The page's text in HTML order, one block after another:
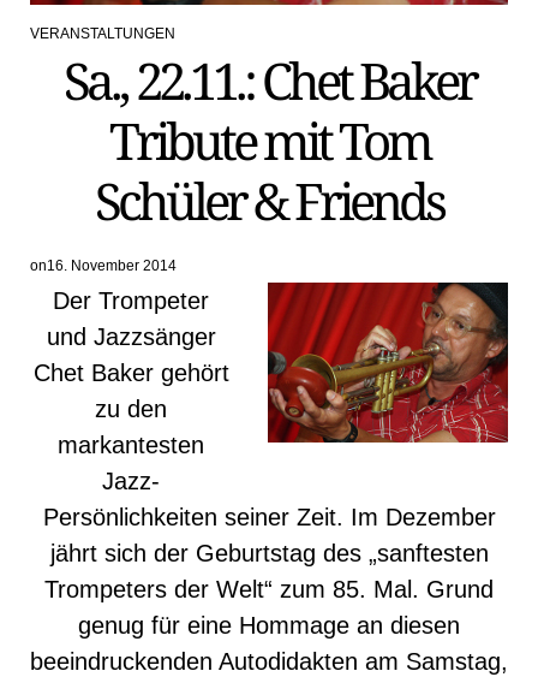
POSTED
VERANSTALTUNGEN
Sa., 22.11.: Chet Baker
Tribute mit Tom
Schüler & Friends
on16. November 2014
Der Trompeter
und Jazzsänger
Chet Baker gehört
zu den
markantesten
Jazz-
Persönlichkeiten seiner Zeit. Im Dezember
jährt sich der Geburtstag des „sanftesten
Trompeters der Welt“ zum 85. Mal. Grund
genug für eine Hommage an diesen
beeindruckenden Autodidakten am Samstag,